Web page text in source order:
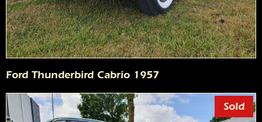
Ford Thunderbird Cabrio 1957
Sold